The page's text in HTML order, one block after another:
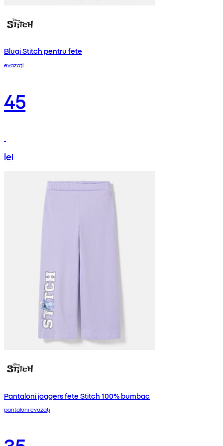
Blugi Stitch pentru fete
evazați
45
lei
Pantaloni joggers fete Stitch 100% bumbac
pantaloni evazați